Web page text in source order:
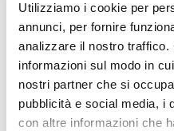
Utilizziamo i cookie per
annunci, per fornire
analizzare il nostro traffico.
informazioni sul modo in
nostri partner che si
pubblicità e social media, i
con altre informazioni che
Rustico
Materiale
Polietilene
Installazione
Appoggio
Sottovaso
CODICE:TUL-89
Set pranzo tavolo rotondo
100 cm e 4 sedie impilabili
in polipropilene nero -
Tulipano